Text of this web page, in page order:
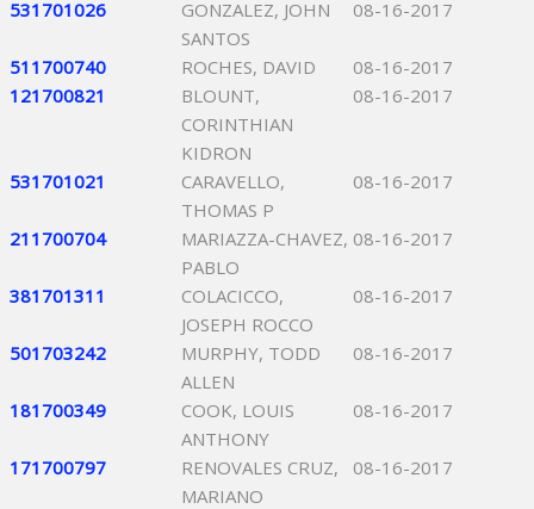
531701026
GONZALEZ, JOHN
SANTOS
08-16-2017
511700740 ROCHES, DAVID
08-16-2017
121700821
BLOUNT,
CORINTHIAN
KIDRON
08-16-2017
531701021
CARAVELLO,
THOMAS P
08-16-2017
211700704
MARIAZZA-CHAVEZ,
PABLO
08-16-2017
381701311
COLACICCO,
JOSEPH ROCCO
08-16-2017
501703242
MURPHY, TODD
ALLEN
08-16-2017
181700349
COOK, LOUIS
ANTHONY
08-16-2017
171700797
RENOVALES CRUZ,
MARIANO
08-16-2017